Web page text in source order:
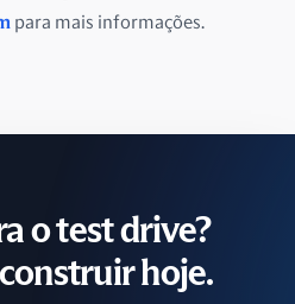
para mais informações.
o test drive?
hoje.